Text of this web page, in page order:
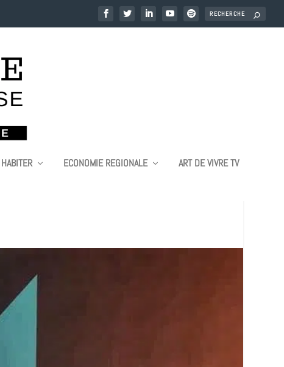
HABITER ECONOMIE REGIONALE ART DE VIVRE TV